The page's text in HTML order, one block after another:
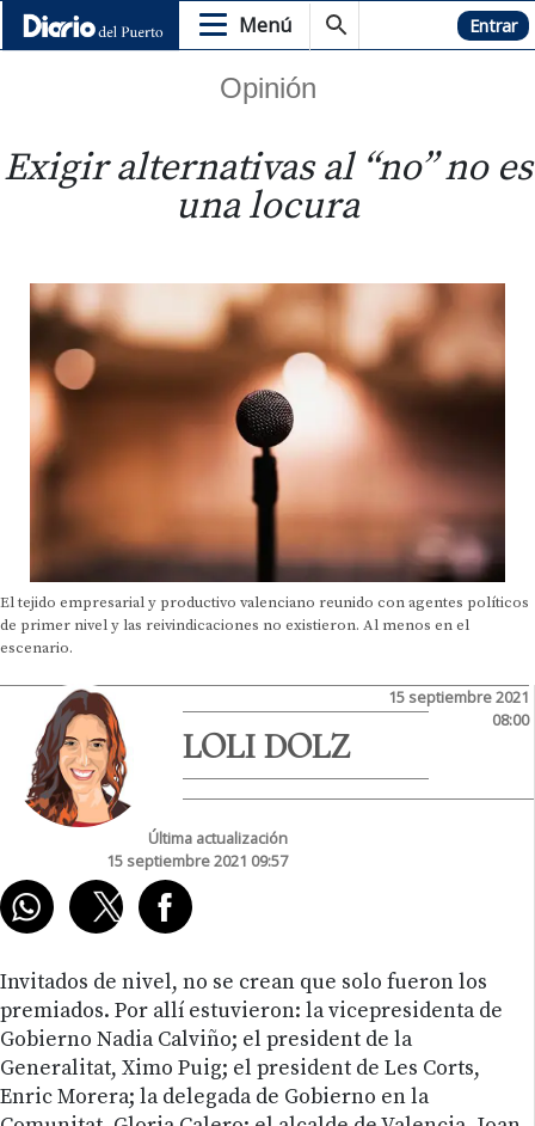
Menú Hemeroteca Entrar
Opinión
Exigir alternativas al “no” no es
una locura
El tejido empresarial y productivo valenciano reunido con agentes políticos
de primer nivel y las reivindicaciones no existieron. Al menos en el
escenario.
15 septiembre 2021
08:00
LOLI DOLZ
Última actualización
15 septiembre 2021 09:57
Invitados de nivel, no se crean que solo fueron los
premiados. Por allí estuvieron: la vicepresidenta de
Gobierno Nadia Calviño; el president de la
Generalitat, Ximo Puig; el president de Les Corts,
Enric Morera; la delegada de Gobierno en la